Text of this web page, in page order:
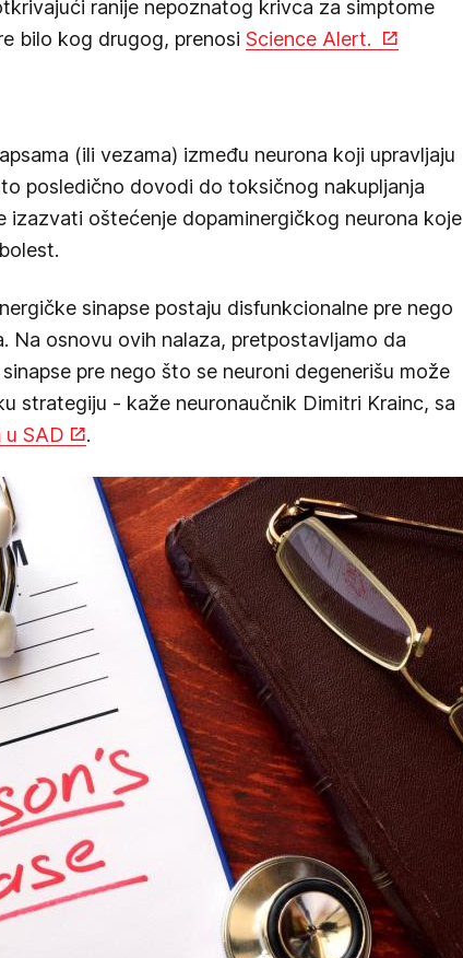
ranije nepoznatog krivca za simptome
bilo kog drugog, prenosi Science Alert.
(ili vezama) između neurona koji upravljaju
posledično dovodi do toksičnog nakupljanja
izazvati oštećenje dopaminergičkog neurona koje
sinapse postaju disfunkcionalne pre nego
Na osnovu ovih nalaza, pretpostavljamo da
pre nego što se neuroni degenerišu može
strategiju - kaže neuronaučnik Dimitri Krainc, sa
SAD
.